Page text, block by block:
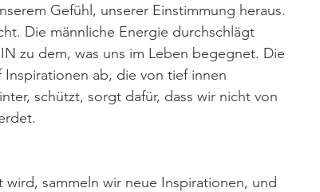
Gefühl, unserer Einstimmung heraus.
Die männliche Energie durchschlägt
zu dem, was uns im Leben begegnet. Die
ab, die von tief innen
schützt, sorgt dafür, dass wir nicht von
sammeln wir neue Inspirationen, und